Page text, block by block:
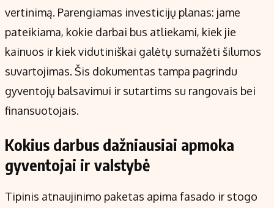
vertinimą. Parengiamas investicijų planas: jame
pateikiama, kokie darbai bus atliekami, kiek jie
kainuos ir kiek vidutiniškai galėtų sumažėti šilumos
suvartojimas. Šis dokumentas tampa pagrindu
gyventojų balsavimui ir sutartims su rangovais bei
finansuotojais.
Kokius darbus dažniausiai apmoka
gyventojai ir valstybė
Tipinis atnaujinimo paketas apima fasado ir stogo